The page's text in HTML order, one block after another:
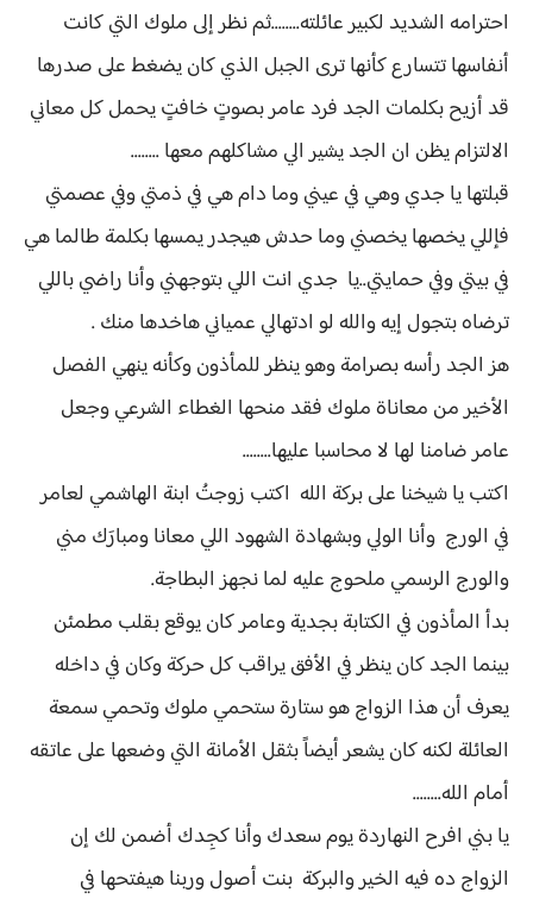
احترامه الشديد لكبير عائلته........ثم نظر إلى ملوك التي كانت
أنفاسها تتسارع كأنها ترى الجبل الذي كان يضغط على صدرها
قد أزيح بكلمات الجد فرد عامر بصوتٍ خافتٍ يحمل كل معاني
الالتزام يظن ان الجد يشير الي مشاكلهم معها ........
قبلتها يا جدي وهي في عيني وما دام هي في ذمتي وفي عصمتي
فإللي يخصها يخصني وما حدش هيجدر يمسها بكلمة طالما هي
في بيتي وفي حمايتي..يا جدي انت اللي بتوجهني وأنا راضي باللي
ترضاه بتجول إيه والله لو ادتهالي عمياني هاخدها منك .
هز الجد رأسه بصرامة وهو ينظر للمأذون وكأنه ينهي الفصل
الأخير من معاناة ملوك فقد منحها الغطاء الشرعي وجعل
عامر ضامنا لها لا محاسبا عليها........
اكتب يا شيخنا على بركة الله اكتب زوجتُ ابنة الهاشمي لعامر
في الورج وأنا الولي وبشهادة الشهود اللي معانا ومبارَك مني
والورج الرسمي ملحوج عليه لما نجهز البطاجة.
بدأ المأذون في الكتابة بجدية وعامر كان يوقع بقلب مطمئن
بينما الجد كان ينظر في الأفق يراقب كل حركة وكان في داخله
يعرف أن هذا الزواج هو ستارة ستحمي ملوك وتحمي سمعة
العائلة لكنه كان يشعر أيضاً بثقل الأمانة التي وضعها على عاتقه
أمام الله........
يا بني افرح النهاردة يوم سعدك وأنا كجِدك أضمن لك إن
الزواج ده فيه الخير والبركة بنت أصول وربنا هيفتحها في